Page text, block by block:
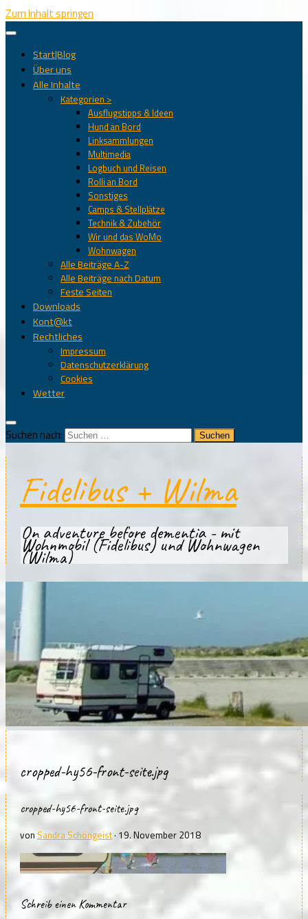
Zum Inhalt springen
Start|Blog
Über uns
Alle Inhalte
Kategorien >
Ausflugstipps & Ideen
Hund an Bord
Linksammlungen
Multimedia
Logbuch und Reisen
Rolli an Bord
Sonstiges
Camps & Stellplätze
Technik & Zubehör
Wir und das WoMo
Wohnwagen
Alle Beiträge A-Z
Alle Beiträge nach Datum
Feste Seiten
Downloads
Kont@kt
Rechtliches
Impressum
Datenschutzerklärung
Cookies
Wetter
Suchen nach:
Fidelibus + Wilma
On adventure before dementia - mit
Wohnmobil (Fidelibus) und Wohnwagen
(Wilma)
cropped-hy56-front-seite.jpg
cropped-hy56-front-seite.jpg
von Sandra Schöngeist· 19. November 2018
Schreib einen Kommentar